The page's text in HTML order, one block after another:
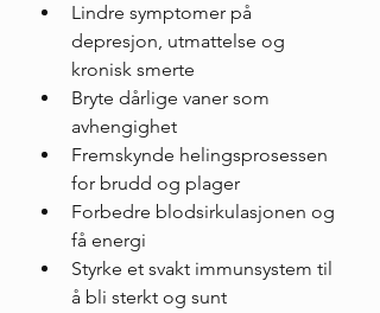
Lindre symptomer på
depresjon, utmattelse og
kronisk smerte
Bryte dårlige vaner som
avhengighet
Fremskynde helingsprosessen
for brudd og plager
Forbedre blodsirkulasjonen og
få energi
Styrke et svakt immunsystem til
å bli sterkt og sunt